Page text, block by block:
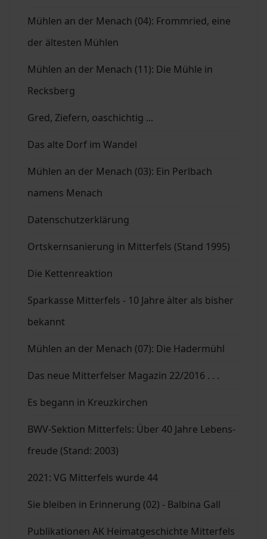
Mühlen an der Menach (04): Frommried, eine
der ältesten Mühlen
Mühlen an der Menach (11): Die Mühle in
Recksberg
Gred, Ziefern, oaschichtig ...
Das alte Dorf im Wandel
Mühlen an der Menach (03): Ein Perlbach
namens Menach
Datenschutzerklärung
Ortskernsanierung in Mitterfels (Stand 1995)
Die Kettenreaktion
Sparkasse Mitterfels - 10 Jahre älter als bisher
bekannt
Mühlen an der Menach (07): Die Hadermühl
Das neue Mitterfelser Magazin 22/2016 . . .
Es begann in Kreuzkirchen
BWV-Sektion Mitterfels: Über 40 Jahre Lebens-
freude (Stand: 2003)
2021: VG Mitterfels wurde 44
Sie bleiben in Erinnerung (02) - Balbina Gall
Publikationen AK Heimatgeschichte Mitterfels